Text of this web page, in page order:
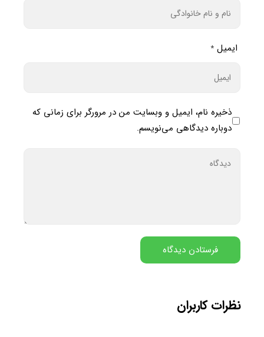
ایمیل *
ذخیره نام، ایمیل و وبسایت من در مرورگر برای زمانی که
دوباره دیدگاهی می‌نویسم.
نظرات کاربران